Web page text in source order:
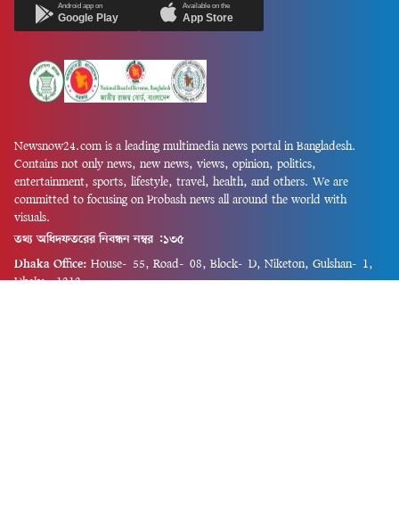
Android app on
Google Play
Available on the
App Store
Newsnow24.com is a leading multimedia news portal in Bangladesh.
Contains not only news, new news, views, opinion, politics,
entertainment, sports, lifestyle, travel, health, and others. We are
committed to focusing on Probash news all around the world with
visuals.
তথ্য অধিদফতরের নিবন্ধন নম্বর :১৩৫
Dhaka Office: House-55, Road-08, Block-D, Niketon, Gulshan-1,
Dhaka-1212.